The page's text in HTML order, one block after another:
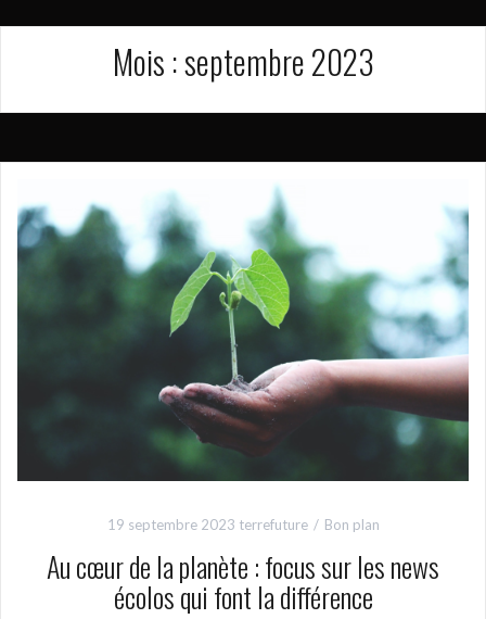
Mois :septembre 2023
19 septembre 2023 terrefuture Bon plan
Au cœur de la planète : focus sur les news
écolos qui font la différence